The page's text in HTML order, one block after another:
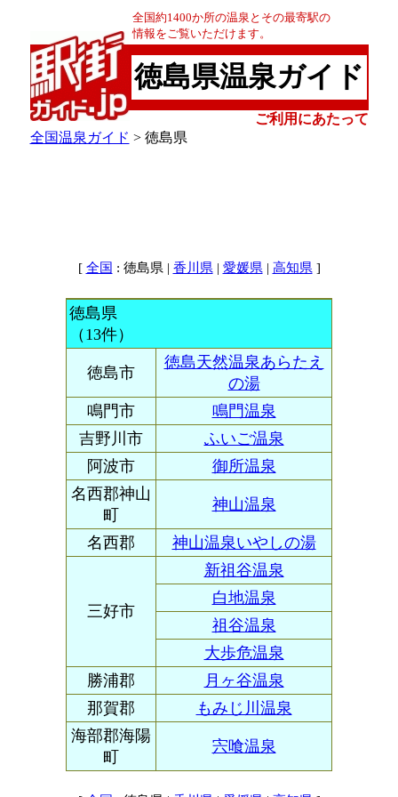
全国約1400か所の温泉とその最寄駅の
情報をご覧いただけます。
徳島県温泉ガイド
ご利用にあたって
全国温泉ガイド > 徳島県
[ 全国 : 徳島県 | 香川県 | 愛媛県 | 高知県 ]
徳島県
（13件）
徳島市
徳島天然温泉あらたえ
の湯
鳴門市
鳴門温泉
吉野川市
ふいご温泉
阿波市
御所温泉
名西郡神山
町
神山温泉
名西郡 神山温泉いやしの湯
三好市
新祖谷温泉
白地温泉
祖谷温泉
大歩危温泉
勝浦郡
月ヶ谷温泉
那賀郡
もみじ川温泉
海部郡海陽
町
宍喰温泉